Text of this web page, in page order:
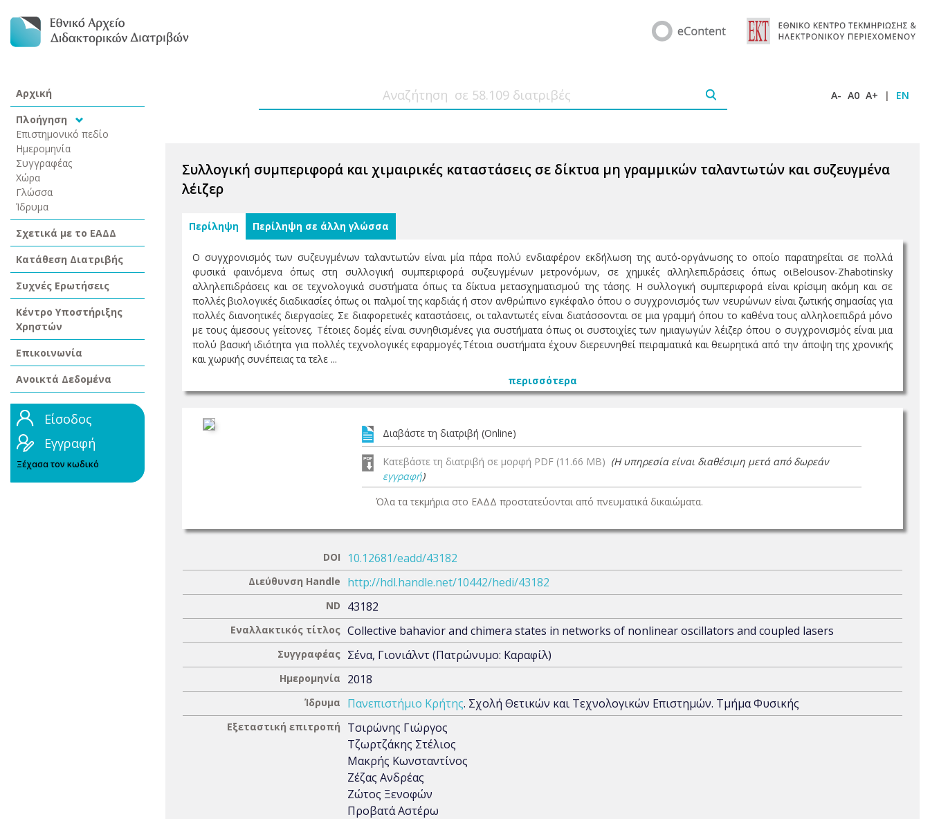
Αρχική
Πλοήγηση
Επιστημονικό πεδίο
Ημερομηνία
Συγγραφέας
Χώρα
Γλώσσα
Ίδρυμα
Σχετικά με το ΕΑΔΔ
Κατάθεση Διατριβής
Συχνές Ερωτήσεις
Κέντρο Υποστήριξης
Χρηστών
Επικοινωνία
Ανοικτά Δεδομένα
Είσοδος
Εγγραφή
Ξέχασα τον κωδικό
A- A0 A+ | EN
Συλλογική συμπεριφορά και χιμαιρικές καταστάσεις σε δίκτυα μη γραμμικών ταλαντωτών και συζευγμένα
λέιζερ
Περίληψη Περίληψη σε άλλη γλώσσα
Ο συγχρονισμός των συζευγμένων ταλαντωτών είναι μία πάρα πολύ ενδιαφέρον εκδήλωση της αυτό-οργάνωσης το οποίο παρατηρείται σε πολλά
φυσικά φαινόμενα όπως στη συλλογική συμπεριφορά συζευγμένων μετρονόμων, σε χημικές αλληλεπιδράσεις όπως οιBelousov-Zhabotinsky
αλληλεπιδράσεις και σε τεχνολογικά συστήματα όπως τα δίκτυα μετασχηματισμού της τάσης. Η συλλογική συμπεριφορά είναι κρίσιμη ακόμη και σε
πολλές βιολογικές διαδικασίες όπως οι παλμοί της καρδιάς ή στον ανθρώπινο εγκέφαλο όπου ο συγχρονισμός των νευρώνων είναι ζωτικής σημασίας για
πολλές διανοητικές διεργασίες. Σε διαφορετικές καταστάσεις, οι ταλαντωτές είναι διατάσσονται σε μια γραμμή όπου το καθένα τους αλληλοεπιδρά μόνο
με τους άμεσους γείτονες. Τέτοιες δομές είναι συνηθισμένες για συστήματα όπως οι συστοιχίες των ημιαγωγών λέιζερ όπου ο συγχρονισμός είναι μια
πολύ βασική ιδιότητα για πολλές τεχνολογικές εφαρμογές.Τέτοια συστήματα έχουν διερευνηθεί πειραματικά και θεωρητικά από την άποψη της χρονικής
και χωρικής συνέπειας τα τελε ...
περισσότερα
Διαβάστε τη διατριβή (Online)
Κατεβάστε τη διατριβή σε μορφή PDF (11.66 MB) (Η υπηρεσία είναι διαθέσιμη μετά από δωρεάν
εγγραφή)
Όλα τα τεκμήρια στο ΕΑΔΔ προστατεύονται από πνευματικά δικαιώματα.
DOI 10.12681/eadd/43182
Διεύθυνση Handle http://hdl.handle.net/10442/hedi/43182
ND 43182
Εναλλακτικός τίτλος Collective bahavior and chimera states in networks of nonlinear oscillators and coupled lasers
Συγγραφέας Σένα, Γιονιάλντ (Πατρώνυμο: Καραφίλ)
Ημερομηνία 2018
Ίδρυμα Πανεπιστήμιο Κρήτης. Σχολή Θετικών και Τεχνολογικών Επιστημών. Τμήμα Φυσικής
Εξεταστική επιτροπή
Τσιρώνης Γιώργος
Τζωρτζάκης Στέλιος
Μακρής Κωνσταντίνος
Ζέζας Ανδρέας
Ζώτος Ξενοφών
Προβατά Αστέρω